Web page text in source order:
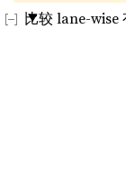
比较 lane-wise